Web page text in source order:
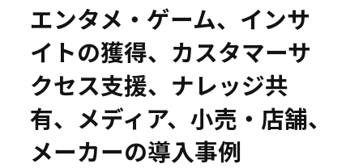
事例
セミナー
エンタメ・ゲーム、インサ
イトの獲得、カスタマーサ
クセス支援、ナレッジ共
有、メディア、小売・店舗、
メーカーの導入事例